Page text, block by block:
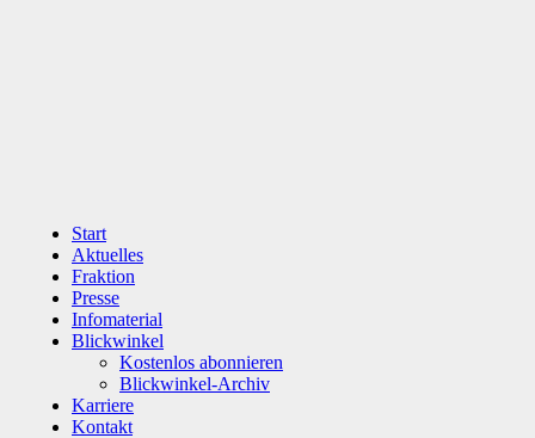
Start
Aktuelles
Fraktion
Presse
Infomaterial
Blickwinkel
Kostenlos abonnieren
Blickwinkel-Archiv
Karriere
Kontakt